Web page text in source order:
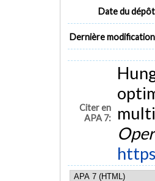
Date du
Dernière
Citer en
APA 7: